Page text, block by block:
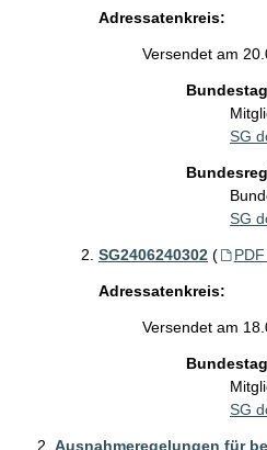
Adressatenkreis:
Versendet am
Bundestag
SG
SG
SG2406240302 (
Adressatenkreis:
Versendet am
Bundestag
SG
Ausnahmeregelungen für